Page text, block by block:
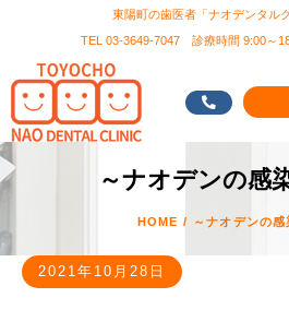
東陽町の歯医者「ナオデンタル
TEL 03-3649-7047 診療時間 9:00～
～ナオデンの感
HOME / ～ナオデンの感
2021年10月28日